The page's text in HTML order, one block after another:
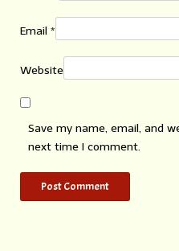
Email *
Website
Save my name, email, and
next time I comment.